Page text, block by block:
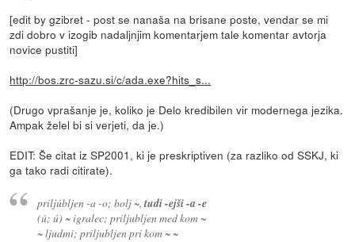
[edit by gzibret - post se nanaša na brisane poste, vendar se mi
zdi dobro v izogib nadaljnjim komentarjem tale komentar avtorja
novice pustiti]
http://bos.zrc-sazu.si/c/ada.exe?hits_s...
(Drugo vprašanje je, koliko je Delo kredibilen vir modernega jezika.
Ampak želel bi si verjeti, da je.)
EDIT: Še citat iz SP2001, ki je preskriptiven (za razliko od SSKJ, ki
ga tako radi citirate).
priljúbljen -a -o; bolj ~, tudi -ejši -a -e
(ú; ú) ~ igralec; priljubljen med kom ~
~ ljudmi; priljubljen pri kom ~ ~